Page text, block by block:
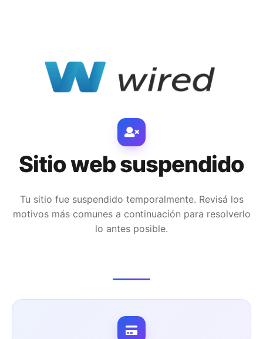
Sitio web suspendido
Tu sitio fue suspendido temporalmente. Revisá los
motivos más comunes a continuación para resolverlo
lo antes posible.